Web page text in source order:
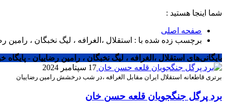
شما اینجا هستید :
صفحه اصلی
برچسب زده شده با : استقلال ،الغرافه ، لیگ نخبگان ، رامین
بایگانی‌های استقلال ،الغرافه ، لیگ نخبگان ، رامین رضاییان - پایگاه
17 سپتامبر 2024
برتری قاطعانه استقلال ایران مقابل الغرافه ،در شب درخشش رامین رضاییان
برد پرگل جنگجویان قلعه حسن خان